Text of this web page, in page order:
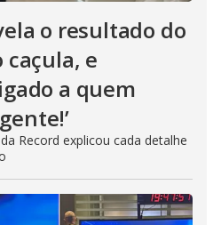
o resultado do
e
a quem
Record explicou cada detalhe